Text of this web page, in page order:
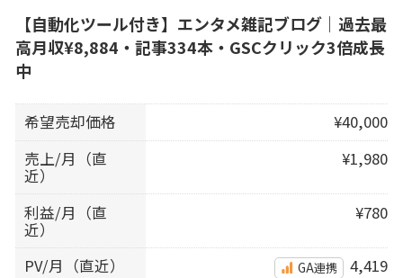
【自動化ツール付き】エンタメ雑記ブログ｜過去最
高月収¥8,884・記事334本・GSCクリック3倍成長
中
希望売却価格
¥40,000
売上/月（直
近）
¥1,980
利益/月（直
近）
¥780
PV/月（直近） GA連携 4,419